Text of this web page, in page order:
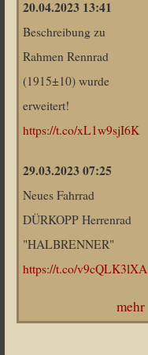
20.04.2023 13:41
Beschreibung zu
Rahmen Rennrad
(1915±10) wurde
erweitert!
https://t.co/xL1w9sjI6K
29.03.2023 07:25
Neues Fahrrad
DÜRKOPP Herrenrad
"HALBRENNER"
https://t.co/v9cQLK3lXA
mehr